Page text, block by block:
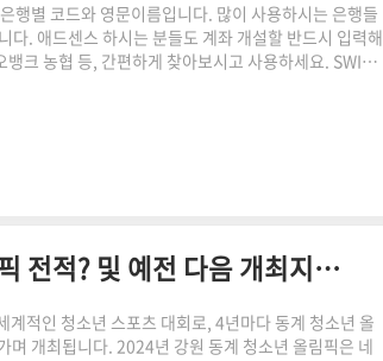
행별 코드와 영문이름입니다. 많이 사용하시는 은행들
다. 애드센스 하시는 분들도 계좌 개설할 반드시 입력해
크 농협 등, 간편하게 찾아보시고 사용하세요. SWIFT
Interbank Financial
여 개 은행과 금융기관을 연결하여, 국제 송금, 외환
2024 강원 청소년 올림픽 역대 청소년 올림픽 전적? 및 예전 다음 개최지 유스 동계
적인 청소년 스포츠 대회로, 4년마다 동계 청소년 올
며 개최됩니다. 2024년 강원 동계 청소년 올림픽은 네